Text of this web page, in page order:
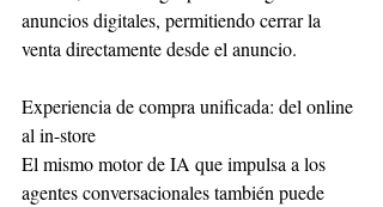
anuncios digitales, permitiendo cerrar la
venta directamente desde el anuncio.
Experiencia de compra unificada: del online
al in-store
El mismo motor de IA que impulsa a los
agentes conversacionales también puede